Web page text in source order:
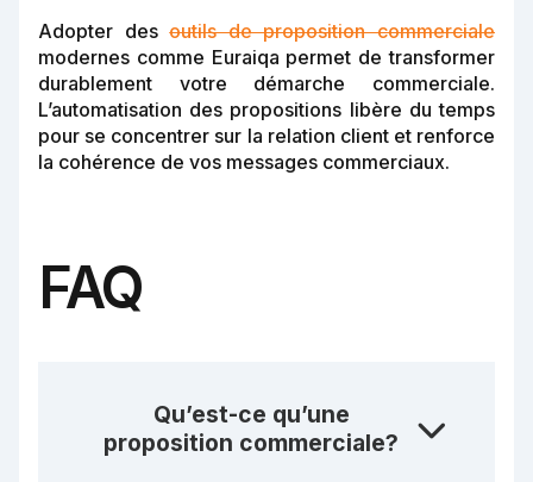
Adopter desoutils de proposition commerciale
modernes comme Euraiqa permet de transformer
durablement votre démarche commerciale.
L’automatisation des propositions libère du temps
pour se concentrer sur la relation client et renforce
la cohérence de vos messages commerciaux.
FAQ
Qu’est-ce qu’une
proposition commerciale?